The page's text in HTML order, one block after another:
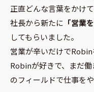
正直どんな言葉をかけ
社長から新たに 「営業
してもらいました。
営業が辛いだけで
Robinが好きで、まだ
のフィールドで仕事を